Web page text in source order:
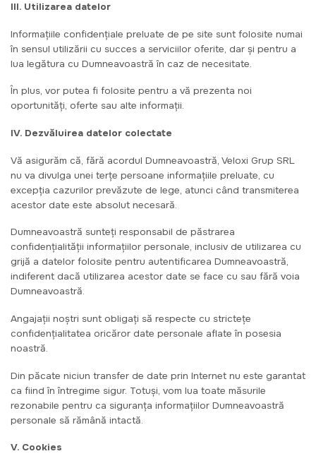
III. Utilizarea datelor
Informaţiile confidenţiale preluate de pe site sunt folosite numai
în sensul utilizării cu succes a serviciilor oferite, dar şi pentru a
lua legătura cu Dumneavoastră în caz de necesitate.
În plus, vor putea fi folosite pentru a vă prezenta noi
oportunităţi, oferte sau alte informaţii.
IV. Dezvăluirea datelor colectate
Vă asigurăm că, fără acordul Dumneavoastră, Veloxi Grup SRL
nu va divulga unei terţe persoane informaţiile preluate, cu
excepţia cazurilor prevăzute de lege, atunci când transmiterea
acestor date este absolut necesară.
Dumneavoastră sunteţi responsabil de păstrarea
confidenţialităţii informaţiilor personale, inclusiv de utilizarea cu
grijă a datelor folosite pentru autentificarea Dumneavoastră,
indiferent dacă utilizarea acestor date se face cu sau fără voia
Dumneavoastră.
Angajaţii noştri sunt obligaţi să respecte cu stricteţe
confidenţialitatea oricăror date personale aflate în posesia
noastră.
Din păcate niciun transfer de date prin Internet nu este garantat
ca fiind în întregime sigur. Totuşi, vom lua toate măsurile
rezonabile pentru ca siguranţa informaţiilor Dumneavoastră
personale să rămână intactă.
V. Cookies